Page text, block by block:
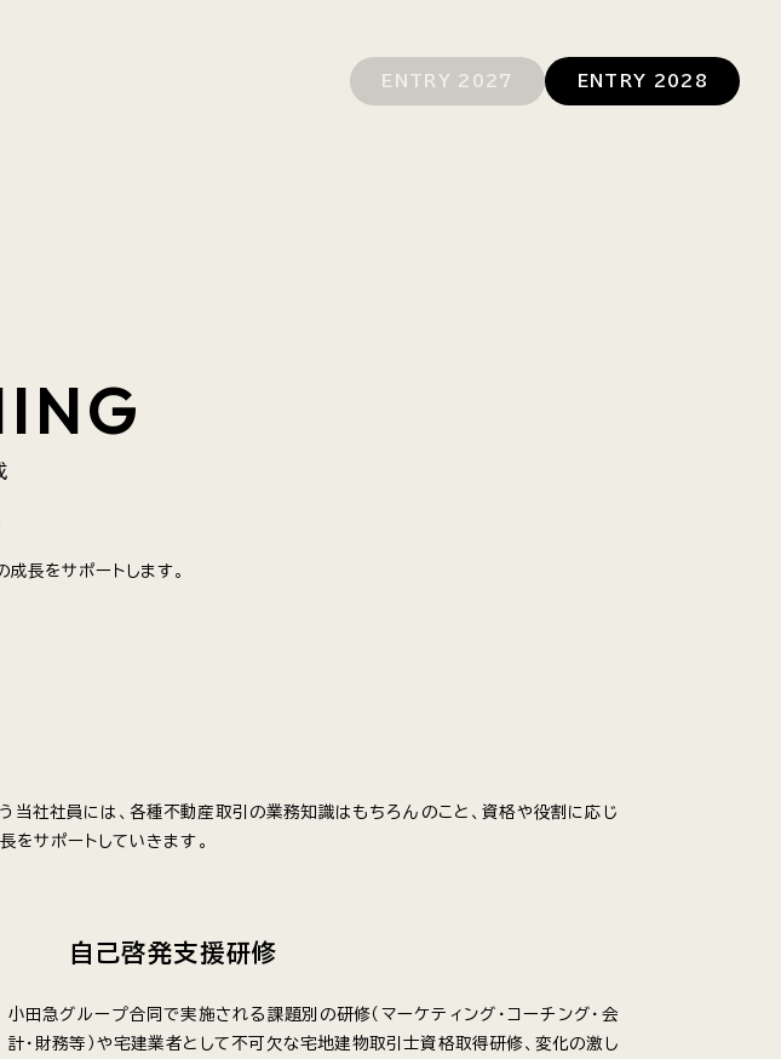
ENTRY 2027 ENTRY 2028
ING
成長をサポートします。
当社社員には、各種不動産取引の業務知識はもちろんのこと、資格や役割に応じ
をサポートしていきます。
自己啓発支援研修
小田急グループ合同で実施される課題別の研修（マーケティング・コーチング・会
計・財務等）や宅建業者として不可欠な宅地建物取引士資格取得研修、変化の激し